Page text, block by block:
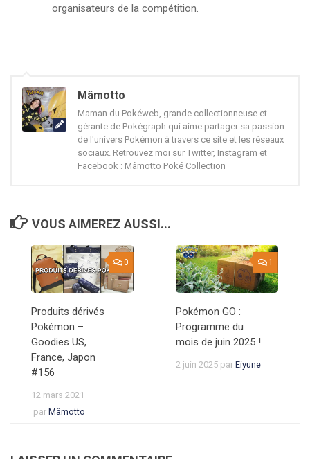
organisateurs de la compétition.
Mâmotto
Maman du Pokéweb, grande collectionneuse et
gérante de Pokégraph qui aime partager sa passion
de l'univers Pokémon à travers ce site et les réseaux
sociaux. Retrouvez moi sur Twitter, Instagram et
Facebook : Mâmotto Poké Collection
VOUS AIMEREZ AUSSI...
0
Produits dérivés
Pokémon –
Goodies US,
France, Japon
#156
12 mars 2021
par Mâmotto
1
Pokémon GO :
Programme du
mois de juin 2025 !
2 juin 2025 par Eiyune